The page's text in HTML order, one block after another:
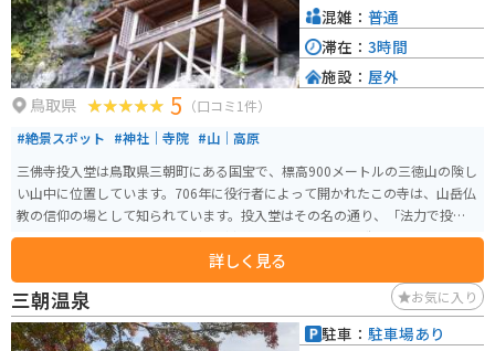
鳥取県 5 （口コミ1件）
#絶景スポット #神社｜寺院 #山｜高原
三佛寺投入堂は鳥取県三朝町にある国宝で、標高900メートルの三徳山の険し
い山中に位置しています。706年に役行者によって開かれたこの寺は、山岳仏
教の信仰の場として知られています。投入堂はその名の通り、「法力で投げ
入れられた」と伝えられるほどの断崖絶壁に建つ特異な構造をしており、日
本一危険な国宝とも称されます。 歴史的価値だけでなく、登山をしながら自
然の美しさも堪能できます。ただし、参拝には体力と注意が必要で、特に登
山道は急坂で滑りやすいため、動きやすい服装と靴で訪れてください。
詳しく見る
混雑： 普通
滞在： 3時間
施設： 屋外
三朝温泉 お気に入り
駐車： 駐車場あり